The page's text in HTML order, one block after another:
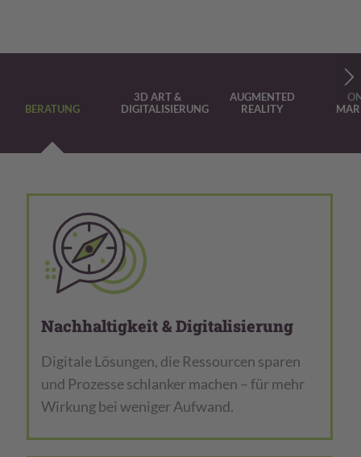
BERATUNG
3D ART &
DIGITALISIERUNG
AUGMENTED
REALITY
Nachhaltigkeit & Digitalisierung
Digitale Lösungen, die Ressourcen sparen
und Prozesse schlanker machen – für mehr
Wirkung bei weniger Aufwand.